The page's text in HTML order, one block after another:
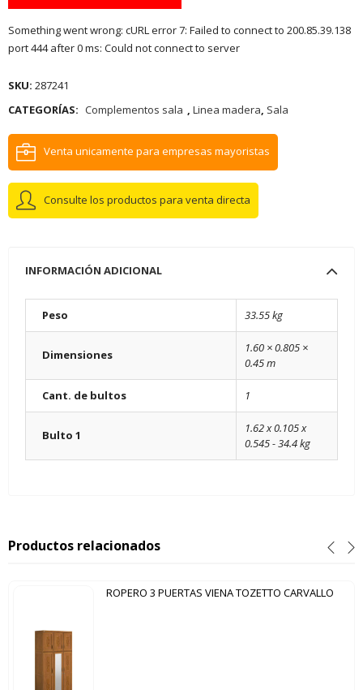
Something went wrong: cURL error 7: Failed to connect to 200.85.39.138
port 444 after 0 ms: Could not connect to server
SKU: 287241
CATEGORÍAS: Complementos sala , Linea madera, Sala
Venta unicamente para empresas mayoristas
Consulte los productos para venta directa
INFORMACIÓN ADICIONAL
Peso 33.55 kg
Dimensiones
1.60 × 0.805 ×
0.45 m
Cant. de bultos 1
Bulto 1
1.62 x 0.105 x
0.545 - 34.4 kg
Productos relacionados
ROPERO 3 PUERTAS VIENA TOZETTO CARVALLO